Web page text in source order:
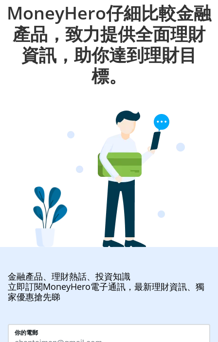
MoneyHero仔細比較金融
產品，致力提供全面理財
資訊，助你達到理財目
標。
金融產品、理財熱話、投資知識
立即訂閱MoneyHero電子通訊，最新理財資訊、獨
家優惠搶先睇